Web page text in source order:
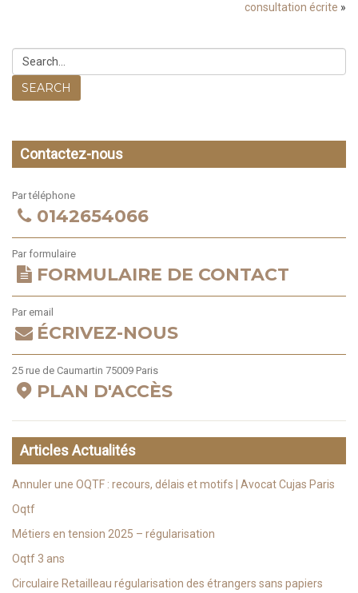
consultation écrite »
SEARCH
Contactez-nous
Par téléphone
0142654066
Par formulaire
FORMULAIRE DE CONTACT
Par email
ÉCRIVEZ-NOUS
25 rue de Caumartin 75009 Paris
PLAN D'ACCÈS
Articles Actualités
Annuler une OQTF : recours, délais et motifs | Avocat Cujas Paris
Oqtf
Métiers en tension 2025 – régularisation
Oqtf 3 ans
Circulaire Retailleau régularisation des étrangers sans papiers